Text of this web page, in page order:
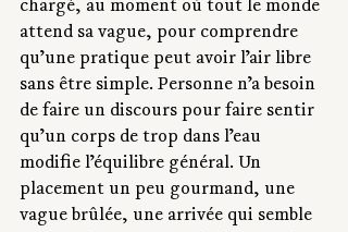
chargé, au moment où tout le monde
attend sa vague, pour comprendre
qu’une pratique peut avoir l’air libre
sans être simple. Personne n’a besoin
de faire un discours pour faire sentir
qu’un corps de trop dans l’eau
modifie l’équilibre général. Un
placement un peu gourmand, une
vague brûlée, une arrivée qui semble